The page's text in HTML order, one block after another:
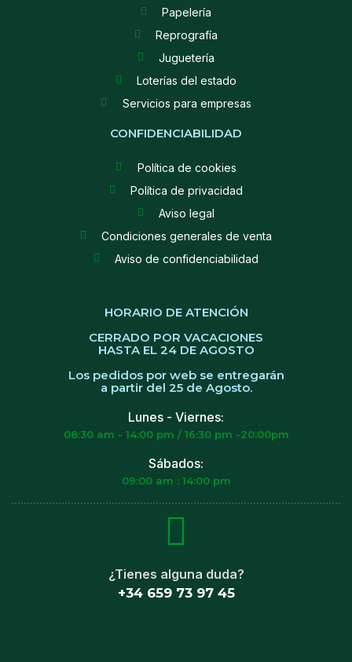
Papelería
Reprografía
Juguetería
Loterías del estado
Servicios para empresas
CONFIDENCIABILIDAD
Política de cookies
Política de privacidad
Aviso legal
Condiciones generales de venta
Aviso de confidenciabilidad
HORARIO DE ATENCIÓN
CERRADO POR VACACIONES
HASTA EL 24 DE AGOSTO
Los pedidos por web se entregarán
a partir del 25 de Agosto.
Lunes - Viernes:
08:30 am - 14:00 pm / 16:30 pm -20:00pm
Sábados:
09:00 am : 14:00 pm
¿Tienes alguna duda?
+34 659 73 97 45